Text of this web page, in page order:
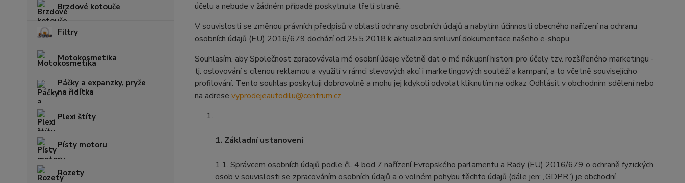
Brzdové kotouče
Filtry
Motokosmetika
Páčky a expanzky, pryže
na řidítka
Plexi štíty
Písty motoru
Rozety
účelu a nebude v žádném případě poskytnuta třetí straně.
V souvislosti se změnou právních předpisů v oblasti ochrany osobních údajů a nabytím účinnosti obecného nařízení na ochranu
osobních údajů (EU) 2016/679 dochází od 25.5.2018 k aktualizaci smluvní dokumentace našeho e-shopu.
Souhlasím, aby Společnost zpracovávala mé osobní údaje včetně dat o mé nákupní historii pro účely tzv. rozšířeného marketingu -
tj. oslovování s cílenou reklamou a využití v rámci slevových akcí i marketingových soutěží a kampaní, a to včetně souvisejícího
profilování. Tento souhlas poskytuji dobrovolně a mohu jej kdykoli odvolat kliknutím na odkaz Odhlásit v obchodním sdělení nebo
na adrese vyprodejeautodilu@centrum.cz
1. Základní ustanovení
1.1. Správcem osobních údajů podle čl. 4 bod 7 nařízení Evropského parlamentu a Rady (EU) 2016/679 o ochraně fyzických
osob v souvislosti se zpracováním osobních údajů a o volném pohybu těchto údajů (dále jen: „GDPR”) je obchodní